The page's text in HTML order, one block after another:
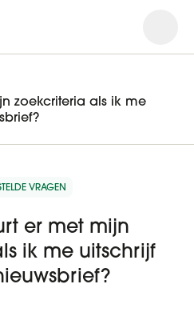
zoekcriteria als ik me
VRAGEN
er met mijn
ik me uitschrijf